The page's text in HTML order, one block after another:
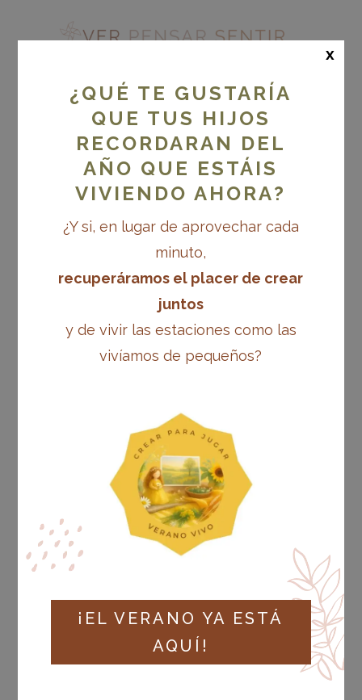
SONITUS: PROGRAMA
PARA EL
ACOMPAÑAMIENTO
DEL APRENDIZAJE DE
LA LECTURA Y LA
ESCRITURA DESDE LA
NATURALIDAD
(EDICIÓN 2025)
¿QUÉ TE GUSTARÍA
QUE TUS HIJOS
RECORDARAN DEL
AÑO QUE ESTÁIS
VIVIENDO AHORA?
¿Y si, en lugar de aprovechar cada
minuto,
recuperáramos el placer de crear
juntos
y de vivir las estaciones como las
vivíamos de pequeños?
¡EL VERANO YA ESTÁ
AQUÍ!
x